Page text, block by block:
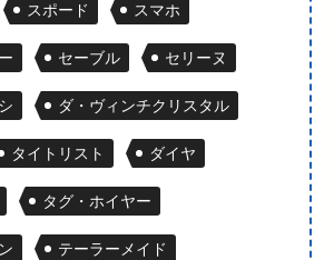
スポード スマホ
セーブル セリーヌ
ダ・ヴィンチクリスタル
タイトリスト ダイヤ
タグ・ホイヤー
テーラーメイド